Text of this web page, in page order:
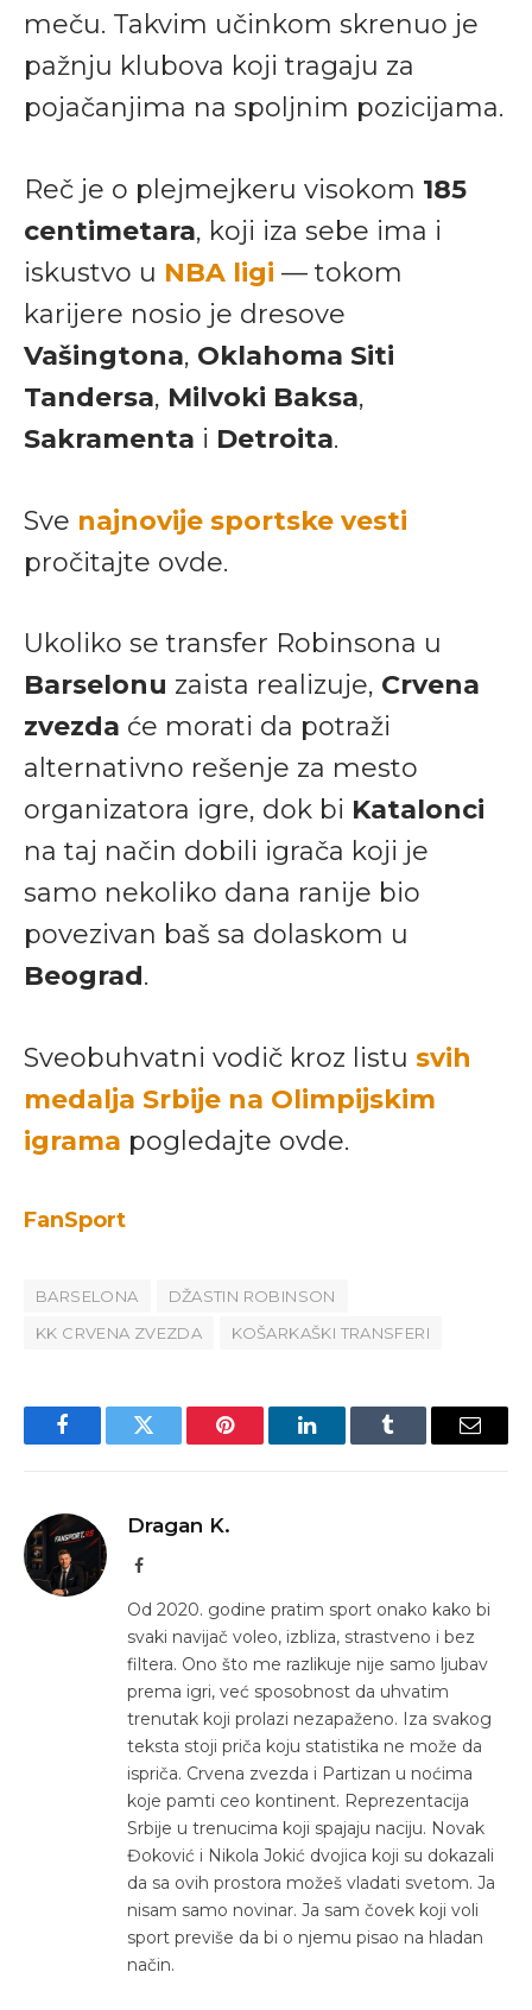
meču. Takvim učinkom skrenuo je
pažnju klubova koji tragaju za
pojačanjima na spoljnim pozicijama.
Reč je o plejmejkeru visokom 185
centimetara, koji iza sebe ima i
iskustvo u NBA ligi — tokom
karijere nosio je dresove
Vašingtona, Oklahoma Siti
Tandersa, Milvoki Baksa,
Sakramenta i Detroita.
Sve najnovije sportske vesti
pročitajte ovde.
Ukoliko se transfer Robinsona u
Barselonu zaista realizuje, Crvena
zvezda će morati da potraži
alternativno rešenje za mesto
organizatora igre, dok bi Katalonci
na taj način dobili igrača koji je
samo nekoliko dana ranije bio
povezivan baš sa dolaskom u
Beograd.
Sveobuhvatni vodič kroz listu svih
medalja Srbije na Olimpijskim
igrama pogledajte ovde.
FanSport
BARSELONA
DŽASTIN ROBINSON
KK CRVENA ZVEZDA
KOŠARKAŠKI TRANSFERI
FacebookTwitter Pinterest LinkedInTumblr Email
Dragan K.
Facebook
Od 2020. godine pratim sport onako kako bi
svaki navijač voleo, izbliza, strastveno i bez
filtera. Ono što me razlikuje nije samo ljubav
prema igri, već sposobnost da uhvatim
trenutak koji prolazi nezapaženo. Iza svakog
teksta stoji priča koju statistika ne može da
ispriča. Crvena zvezda i Partizan u noćima
koje pamti ceo kontinent. Reprezentacija
Srbije u trenucima koji spajaju naciju. Novak
Đoković i Nikola Jokić dvojica koji su dokazali
da sa ovih prostora možeš vladati svetom. Ja
nisam samo novinar. Ja sam čovek koji voli
sport previše da bi o njemu pisao na hladan
način.